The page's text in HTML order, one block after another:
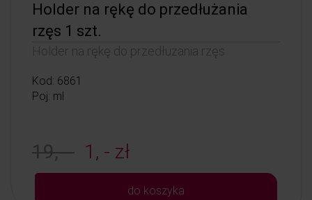
Holder na rękę do przedłużania
rzęs 1 szt.
Holder na rękę do przedłużania rzęs
Kod: 6861
Poj: ml
19, - 1, - zł
do koszyka